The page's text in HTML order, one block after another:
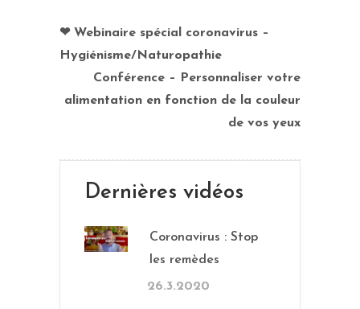
❤ Webinaire spécial coronavirus –
Hygiénisme/Naturopathie
Conférence – Personnaliser votre
alimentation en fonction de la couleur
de vos yeux
Dernières vidéos
Coronavirus : Stop
les remèdes
26.3.2020